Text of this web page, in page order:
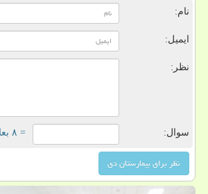
نام:
ایمیل:
نظر:
سوال: = ۸ بعلاوه ۲